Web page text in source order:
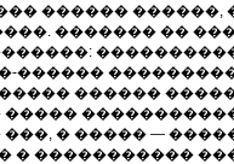
������ ������,
������� ��
������
������
�����
� ����� —
� �����������